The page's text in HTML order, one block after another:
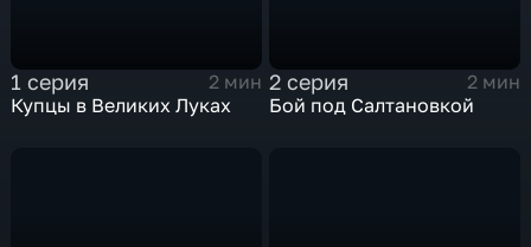
1 серия
2 мин
Купцы в Великих Луках
2 серия
2 мин
Бой под Салтановкой